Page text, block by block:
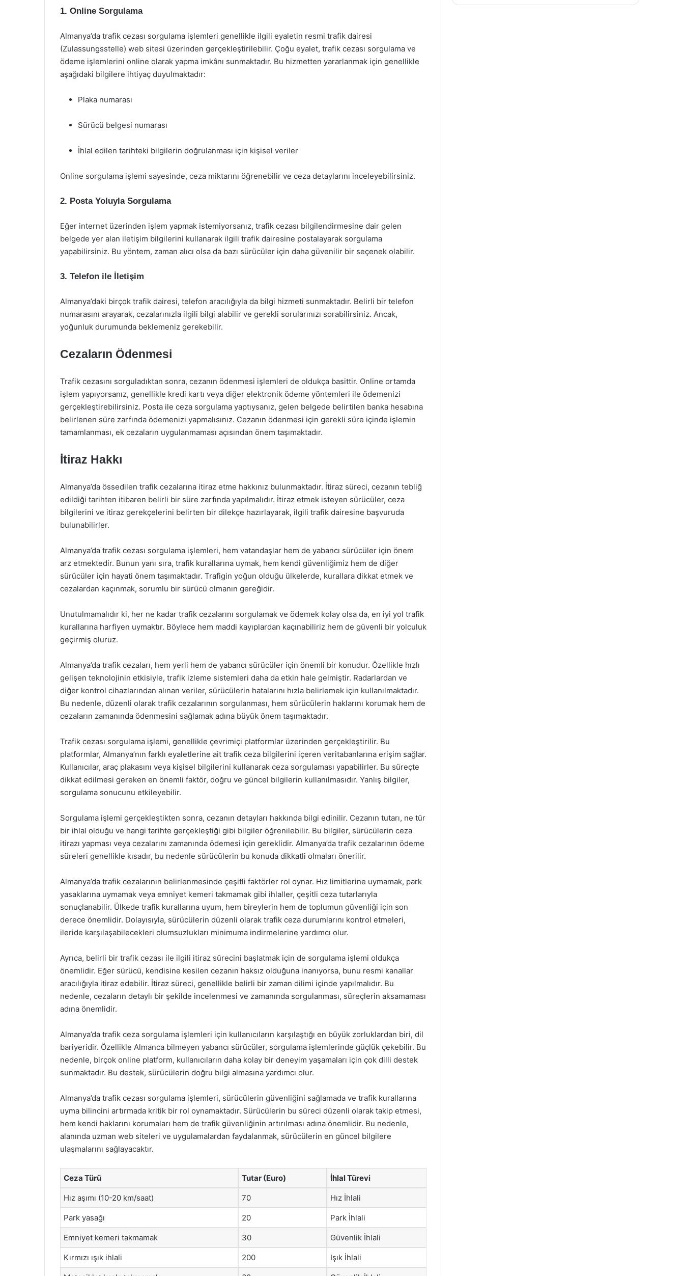
1. Online Sorgulama
Almanya’da trafik cezası sorgulama işlemleri genellikle ilgili eyaletin resmi trafik dairesi
(Zulassungsstelle) web sitesi üzerinden gerçekleştirilebilir. Çoğu eyalet, trafik cezası sorgulama ve
ödeme işlemlerini online olarak yapma imkânı sunmaktadır. Bu hizmetten yararlanmak için genellikle
aşağıdaki bilgilere ihtiyaç duyulmaktadır:
Plaka numarası
Sürücü belgesi numarası
İhlal edilen tarihteki bilgilerin doğrulanması için kişisel veriler
Online sorgulama işlemi sayesinde, ceza miktarını öğrenebilir ve ceza detaylarını inceleyebilirsiniz.
2. Posta Yoluyla Sorgulama
Eğer internet üzerinden işlem yapmak istemiyorsanız, trafik cezası bilgilendirmesine dair gelen
belgede yer alan iletişim bilgilerini kullanarak ilgili trafik dairesine postalayarak sorgulama
yapabilirsiniz. Bu yöntem, zaman alıcı olsa da bazı sürücüler için daha güvenilir bir seçenek olabilir.
3. Telefon ile İletişim
Almanya’daki birçok trafik dairesi, telefon aracılığıyla da bilgi hizmeti sunmaktadır. Belirli bir telefon
numarasını arayarak, cezalarınızla ilgili bilgi alabilir ve gerekli sorularınızı sorabilirsiniz. Ancak,
yoğunluk durumunda beklemeniz gerekebilir.
Cezaların Ödenmesi
Trafik cezasını sorguladıktan sonra, cezanın ödenmesi işlemleri de oldukça basittir. Online ortamda
işlem yapıyorsanız, genellikle kredi kartı veya diğer elektronik ödeme yöntemleri ile ödemenizi
gerçekleştirebilirsiniz. Posta ile ceza sorgulama yaptıysanız, gelen belgede belirtilen banka hesabına
belirlenen süre zarfında ödemenizi yapmalısınız. Cezanın ödenmesi için gerekli süre içinde işlemin
tamamlanması, ek cezaların uygulanmaması açısından önem taşımaktadır.
İtiraz Hakkı
Almanya’da össedilen trafik cezalarına itiraz etme hakkınız bulunmaktadır. İtiraz süreci, cezanın tebliğ
edildiği tarihten itibaren belirli bir süre zarfında yapılmalıdır. İtiraz etmek isteyen sürücüler, ceza
bilgilerini ve itiraz gerekçelerini belirten bir dilekçe hazırlayarak, ilgili trafik dairesine başvuruda
bulunabilirler.
Almanya’da trafik cezası sorgulama işlemleri, hem vatandaşlar hem de yabancı sürücüler için önem
arz etmektedir. Bunun yanı sıra, trafik kurallarına uymak, hem kendi güvenliğimiz hem de diğer
sürücüler için hayati önem taşımaktadır. Trafigin yoğun olduğu ülkelerde, kurallara dikkat etmek ve
cezalardan kaçınmak, sorumlu bir sürücü olmanın gereğidir.
Unutulmamalıdır ki, her ne kadar trafik cezalarını sorgulamak ve ödemek kolay olsa da, en iyi yol trafik
kurallarına harfiyen uymaktır. Böylece hem maddi kayıplardan kaçınabiliriz hem de güvenli bir yolculuk
geçirmiş oluruz.
Almanya’da trafik cezaları, hem yerli hem de yabancı sürücüler için önemli bir konudur. Özellikle hızlı
gelişen teknolojinin etkisiyle, trafik izleme sistemleri daha da etkin hale gelmiştir. Radarlardan ve
diğer kontrol cihazlarından alınan veriler, sürücülerin hatalarını hızla belirlemek için kullanılmaktadır.
Bu nedenle, düzenli olarak trafik cezalarının sorgulanması, hem sürücülerin haklarını korumak hem de
cezaların zamanında ödenmesini sağlamak adına büyük önem taşımaktadır.
Trafik cezası sorgulama işlemi, genellikle çevrimiçi platformlar üzerinden gerçekleştirilir. Bu
platformlar, Almanya’nın farklı eyaletlerine ait trafik ceza bilgilerini içeren veritabanlarına erişim sağlar.
Kullanıcılar, araç plakasını veya kişisel bilgilerini kullanarak ceza sorgulaması yapabilirler. Bu süreçte
dikkat edilmesi gereken en önemli faktör, doğru ve güncel bilgilerin kullanılmasıdır. Yanlış bilgiler,
sorgulama sonucunu etkileyebilir.
Sorgulama işlemi gerçekleştikten sonra, cezanın detayları hakkında bilgi edinilir. Cezanın tutarı, ne tür
bir ihlal olduğu ve hangi tarihte gerçekleştiği gibi bilgiler öğrenilebilir. Bu bilgiler, sürücülerin ceza
itirazı yapması veya cezalarını zamanında ödemesi için gereklidir. Almanya’da trafik cezalarının ödeme
süreleri genellikle kısadır, bu nedenle sürücülerin bu konuda dikkatli olmaları önerilir.
Almanya’da trafik cezalarının belirlenmesinde çeşitli faktörler rol oynar. Hız limitlerine uymamak, park
yasaklarına uymamak veya emniyet kemeri takmamak gibi ihlaller, çeşitli ceza tutarlarıyla
sonuçlanabilir. Ülkede trafik kurallarına uyum, hem bireylerin hem de toplumun güvenliği için son
derece önemlidir. Dolayısıyla, sürücülerin düzenli olarak trafik ceza durumlarını kontrol etmeleri,
ileride karşılaşabilecekleri olumsuzlukları minimuma indirmelerine yardımcı olur.
Ayrıca, belirli bir trafik cezası ile ilgili itiraz sürecini başlatmak için de sorgulama işlemi oldukça
önemlidir. Eğer sürücü, kendisine kesilen cezanın haksız olduğuna inanıyorsa, bunu resmi kanallar
aracılığıyla itiraz edebilir. İtiraz süreci, genellikle belirli bir zaman dilimi içinde yapılmalıdır. Bu
nedenle, cezaların detaylı bir şekilde incelenmesi ve zamanında sorgulanması, süreçlerin aksamaması
adına önemlidir.
Almanya’da trafik ceza sorgulama işlemleri için kullanıcıların karşılaştığı en büyük zorluklardan biri, dil
bariyeridir. Özellikle Almanca bilmeyen yabancı sürücüler, sorgulama işlemlerinde güçlük çekebilir. Bu
nedenle, birçok online platform, kullanıcıların daha kolay bir deneyim yaşamaları için çok dilli destek
sunmaktadır. Bu destek, sürücülerin doğru bilgi almasına yardımcı olur.
Almanya’da trafik cezası sorgulama işlemleri, sürücülerin güvenliğini sağlamada ve trafik kurallarına
uyma bilincini artırmada kritik bir rol oynamaktadır. Sürücülerin bu süreci düzenli olarak takip etmesi,
hem kendi haklarını korumaları hem de trafik güvenliğinin artırılması adına önemlidir. Bu nedenle,
alanında uzman web siteleri ve uygulamalardan faydalanmak, sürücülerin en güncel bilgilere
ulaşmalarını sağlayacaktır.
Ceza Türü Tutar (Euro) İhlal Türevi
Hız aşımı (10-20 km/saat) 70 Hız İhlali
Park yasağı 20 Park İhlali
Emniyet kemeri takmamak 30 Güvenlik İhlali
Kırmızı ışık ihlali 200 Işık İhlali